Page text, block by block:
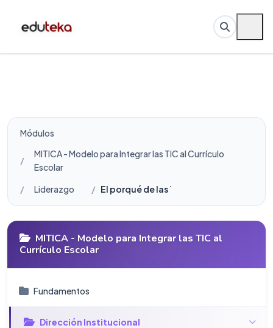
Módulos
MITICA - Modelo para Integrar las TIC al Currículo
Escolar
Liderazgo
El porqué de las TIC en educación
MITICA - Modelo para Integrar las TIC al
Currículo Escolar
Fundamentos
Dirección Institucional